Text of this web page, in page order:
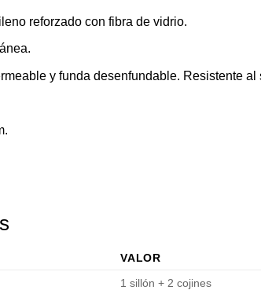
reforzado con fibra de vidrio.
y funda desenfundable. Resistente al
VALOR
1 sillón + 2 cojines